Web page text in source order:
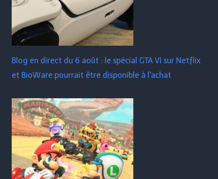
Blog en direct du 6 août : le spécial GTA VI sur Netflix
et BioWare pourrait être disponible à l'achat